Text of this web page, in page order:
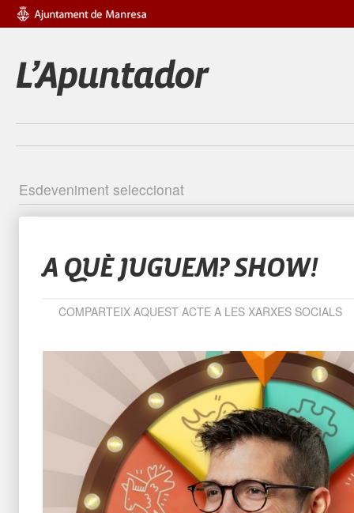
Esdeveniment seleccionat
A QUÈ JUGUEM? SHOW!
COMPARTEIX AQUEST ACTE A LES XARXES SOCIALS